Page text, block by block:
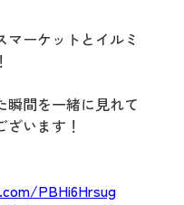
ーケットとイルミ
瞬間を一緒に見れて
います！
PBHi6Hrsug